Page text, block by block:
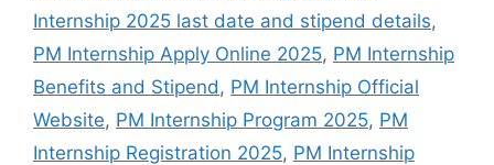
Internship 2025 last date and stipend details,
PM Internship Apply Online 2025, PM Internship
Benefits and Stipend , PM Internship Official
Website, PM Internship Program 2025, PM
Internship Registration 2025, PM Internship